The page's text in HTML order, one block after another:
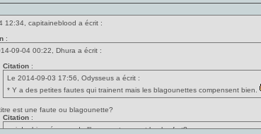
12:34, capitaineblood a écrit :
:
09-04 00:22, Dhura a écrit :
Citation :
Le 2014-09-03 17:56, Odysseus a écrit :
* Y a des petites fautes qui trainent mais les blagounettes compensent bien.
est une faute ou blagounette?
Citation :
qui du rhinocéros ou de l'hyppopotame est le plus fort?